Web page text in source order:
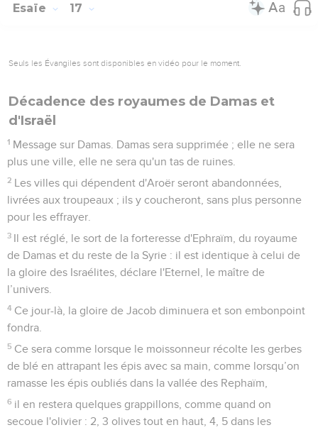
Esaïe 17
Seuls les Évangiles sont disponibles en vidéo pour le moment.
Décadence des royaumes de Damas et
d'Israël
1 Message sur Damas. Damas sera supprimée ; elle ne sera
plus une ville, elle ne sera qu'un tas de ruines.
2 Les villes qui dépendent d'Aroër seront abandonnées,
livrées aux troupeaux ; ils y coucheront, sans plus personne
pour les effrayer.
3 Il est réglé, le sort de la forteresse d'Ephraïm, du royaume
de Damas et du reste de la Syrie : il est identique à celui de
la gloire des Israélites, déclare l'Eternel, le maître de
l’univers.
4 Ce jour-là, la gloire de Jacob diminuera et son embonpoint
fondra.
5 Ce sera comme lorsque le moissonneur récolte les gerbes
de blé en attrapant les épis avec sa main, comme lorsqu’on
ramasse les épis oubliés dans la vallée des Rephaïm,
6 il en restera quelques grappillons, comme quand on
secoue l'olivier : 2, 3 olives tout en haut, 4, 5 dans les